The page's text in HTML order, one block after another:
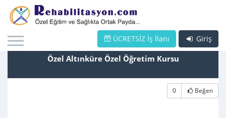
Giriş
ÜCRETSİZ İş İlanı
Özel Altınküre Özel Öğretim Kursu
0 Beğen